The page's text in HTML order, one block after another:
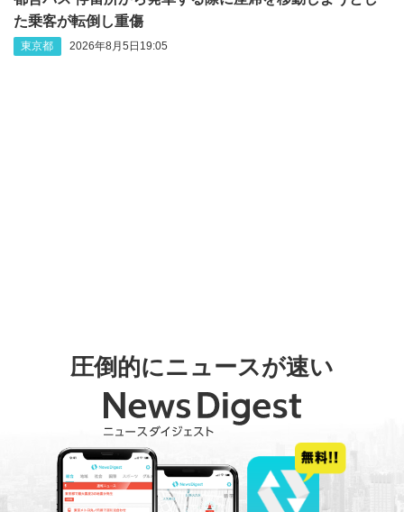
た乗客が転倒し重傷
東京都 2026年8月5日19:05
圧倒的にニュースが速い